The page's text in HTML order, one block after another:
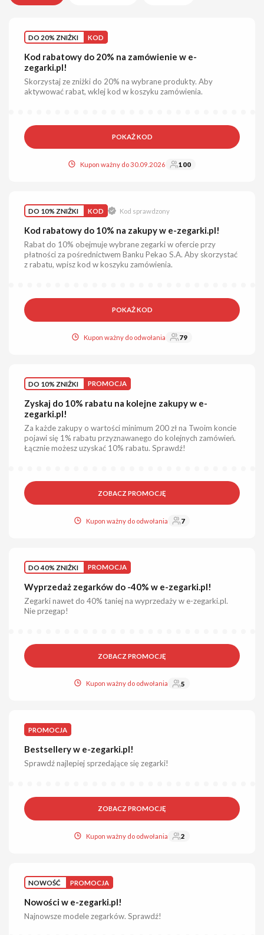
DO 20% ZNIŻKI KOD
Kod rabatowy do 20% na zamówienie w e-
zegarki.pl!
Skorzystaj ze zniżki do 20% na wybrane produkty. Aby
aktywować rabat, wklej kod w koszyku zamówienia.
POKAŻ KOD
Kupon ważny do 30.09.2026 100
DO 10% ZNIŻKI KOD Kod sprawdzony
Kod rabatowy do 10% na zakupy w e-zegarki.pl!
Rabat do 10% obejmuje wybrane zegarki w ofercie przy
płatności za pośrednictwem Banku Pekao S.A. Aby skorzystać
z rabatu, wpisz kod w koszyku zamówienia.
POKAŻ KOD
Kupon ważny do odwołania 79
DO 10% ZNIŻKI PROMOCJA
Zyskaj do 10% rabatu na kolejne zakupy w e-
zegarki.pl!
Za każde zakupy o wartości minimum 200 zł na Twoim koncie
pojawi się 1% rabatu przyznawanego do kolejnych zamówień.
Łącznie możesz uzyskać 10% rabatu. Sprawdź!
ZOBACZ PROMOCJĘ
Kupon ważny do odwołania 7
DO 40% ZNIŻKI PROMOCJA
Wyprzedaż zegarków do -40% w e-zegarki.pl!
Zegarki nawet do 40% taniej na wyprzedaży w e-zegarki.pl.
Nie przegap!
ZOBACZ PROMOCJĘ
Kupon ważny do odwołania 5
PROMOCJA
Bestsellery w e-zegarki.pl!
Sprawdź najlepiej sprzedające się zegarki!
ZOBACZ PROMOCJĘ
Kupon ważny do odwołania 2
NOWOŚĆ PROMOCJA
Nowości w e-zegarki.pl!
Najnowsze modele zegarków. Sprawdź!